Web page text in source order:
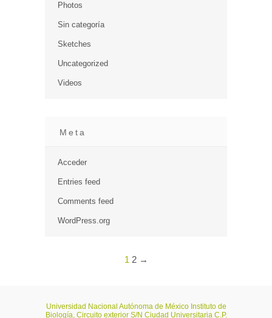
Photos
Sin categoría
Sketches
Uncategorized
Videos
Meta
Acceder
Entries feed
Comments feed
WordPress.org
1 2 →
Universidad Nacional Autónoma de México Instituto de
Biología, Circuito exterior S/N Ciudad Universitaria C.P.